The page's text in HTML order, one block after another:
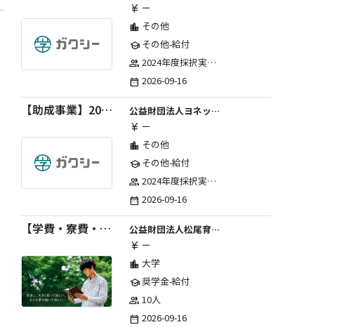
currency_yen ー
location_city その他
schoolその他-給付
group 2024年度採択実績：21事業（前期11・後期10）、2025年度採択実績：30事業（前期15・後期15）、2026年度採択実績：40事業 ※2026年度より、前期・後期の区分を廃止し、年1回の申請受付となりました。
date_range 2026-09-16
【助成事業】2027年度（通年）ジュニアスポーツ振興に関する助成金
公益財団法人ヨネックススポーツ振興財団
currency_yen ー
location_city その他
schoolその他-給付
group 2024年度採択実績：107事業（前期45・後期62）、2025年度採択実績：103事業（前期48・後期55）、2026年度採択実績：97事業 ※2026年度より、前期・後期の区分を廃止し、年1回の申請受付となりました。
date_range 2026-09-16
【学費・寮費・交通費給付】2027年度第71期育英生募集
公益財団法人松尾育英会
currency_yen ー
location_city 大学
school奨学金-給付
group 10人
date_range 2026-09-16